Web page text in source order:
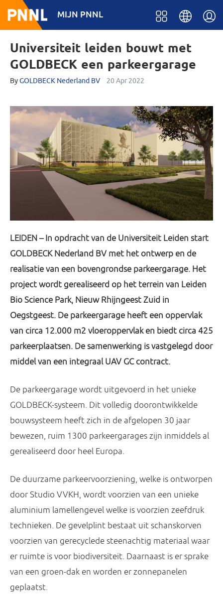
MIJN PNNL
Universiteit leiden bouwt met
GOLDBECK een parkeergarage
ByGOLDBECK Nederland BV 20 Apr 2022
LEIDEN – In opdracht van de Universiteit Leiden start
GOLDBECK Nederland BV met het ontwerp en de
realisatie van een bovengrondse parkeergarage. Het
project wordt gerealiseerd op het terrein van Leiden
Bio Science Park, Nieuw Rhijngeest Zuid in
Oegstgeest. De parkeergarage heeft een oppervlak
van circa 12.000 m2 vloeroppervlak en biedt circa 425
parkeerplaatsen. De samenwerking is vastgelegd door
middel van een integraal UAV GC contract.
De parkeergarage wordt uitgevoerd in het unieke
GOLDBECK-systeem. Dit volledig doorontwikkelde
bouwsysteem heeft zich in de afgelopen 30 jaar
bewezen, ruim 1300 parkeergarages zijn inmiddels al
gerealiseerd door heel Europa.
De duurzame parkeervoorziening, welke is ontworpen
door Studio VVKH, wordt voorzien van een unieke
aluminium lamellengevel welke is voorzien zeefdruk
technieken. De gevelplint bestaat uit schanskorven
voorzien van gerecyclede steenachtig materiaal waar
er ruimte is voor biodiversiteit. Daarnaast is er sprake
van een groen-dak en worden er zonnepanelen
geplaatst.